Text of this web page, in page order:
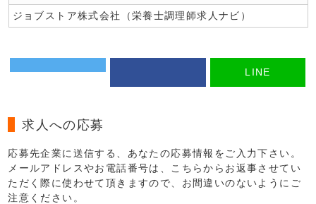
ジョブストア株式会社（栄養士調理師求人ナビ）
LINE
求人への応募
応募先企業に送信する、あなたの応募情報をご入力下さい。
メールアドレスやお電話番号は、こちらからお返事させてい
ただく際に使わせて頂きますので、お間違いのないようにご
注意ください。